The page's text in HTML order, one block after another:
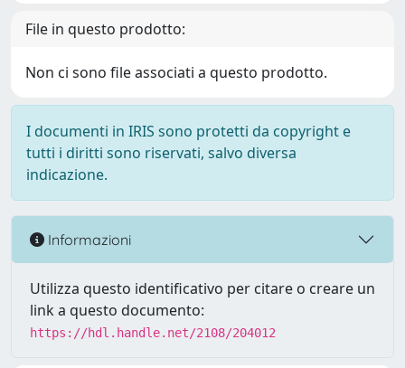
File in questo prodotto:
Non ci sono file associati a questo prodotto.
I documenti in IRIS sono protetti da copyright e
tutti i diritti sono riservati, salvo diversa
indicazione.
Informazioni
Utilizza questo identificativo per citare o creare un
link a questo documento:
https://hdl.handle.net/2108/204012